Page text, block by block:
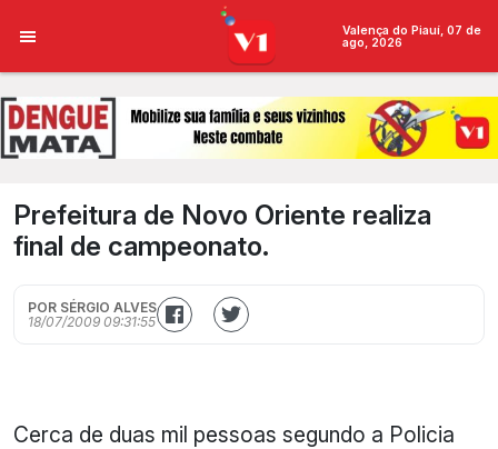
Valença do Piauí, 07 de
ago, 2026
Prefeitura de Novo Oriente realiza
final de campeonato.
POR SÉRGIO ALVES
18/07/2009 09:31:55
Cerca de duas mil pessoas segundo a Policia